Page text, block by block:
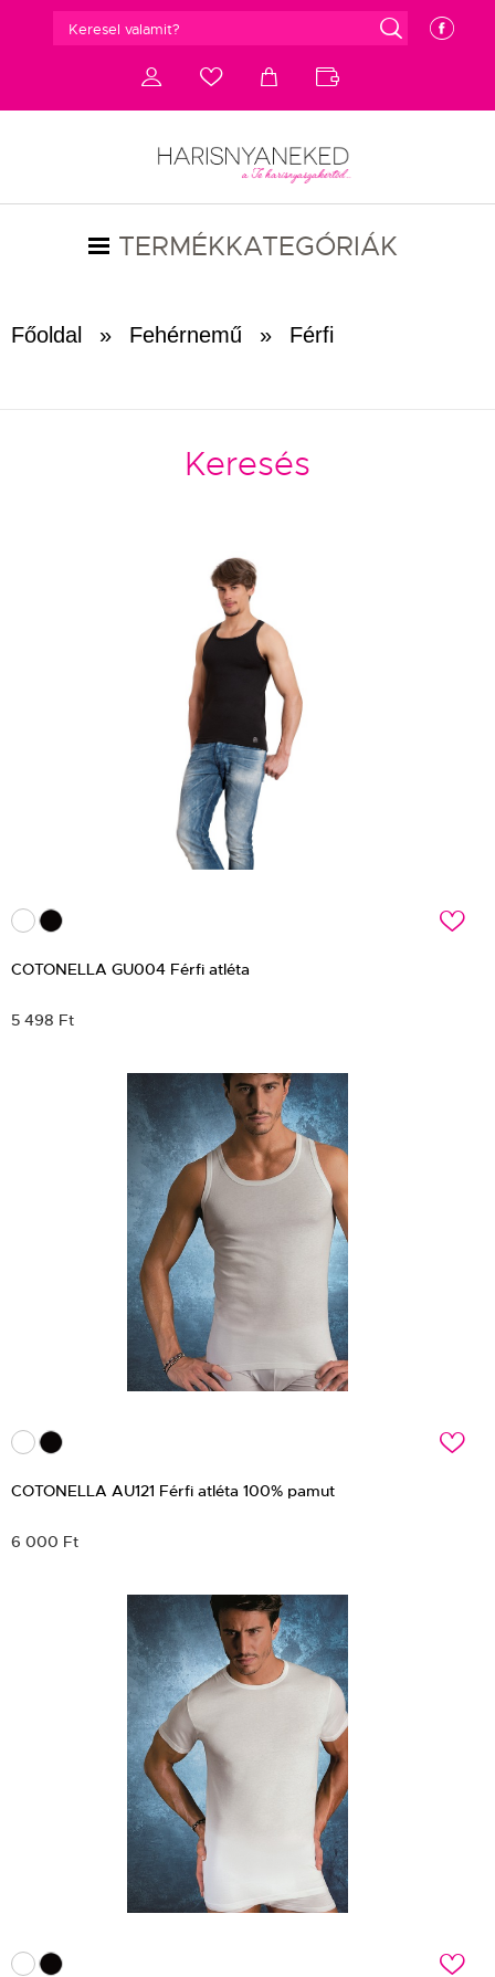
e g
d c a b
TERMÉKKATEGÓRIÁK
Főoldal » Fehérnemű » Férfi
Keresés
c
COTONELLA GU004 Férfi atléta
5 498 Ft
c
COTONELLA AU121 Férfi atléta 100% pamut
6 000 Ft
c